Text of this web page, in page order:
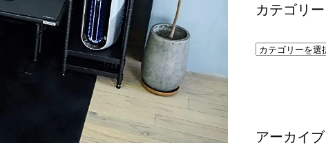
カテゴリー
カ
アーカイブ